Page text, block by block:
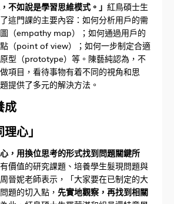
不如說是學習思維模式。」 紅鳥碩士生
這門課的主要內容：如何分析用戶的需
（empathy map）；如何通過用戶的
（point of view）；如何一步制定合適
型（prototype）等。陳藝純認為，不
項目，看待事物有着不同的視角和思
提供了多元的解決方法。
成
心」
，用換位思考的形式找到問題關鍵所
價值的研究課題、培養學生髮現問題與
晉妮老師表示，「大家要在已制定的大
題的切入點， 先實地觀察，再找到相關